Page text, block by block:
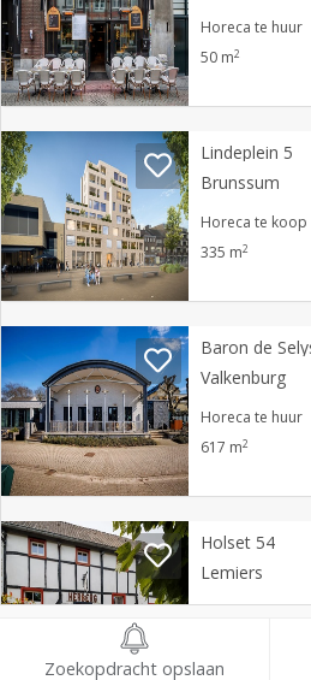
Registreren
Login
Horeca te huur
50 m2
Lindeplein 5
Brunssum
Horeca te koop
335 m2
Valkenburg
Horeca te huur
617 m2
Holset 54
Lemiers
Horeca te koop
Zoekopdracht opslaan